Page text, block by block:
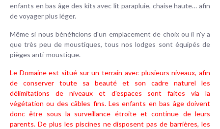
enfants en bas âge des kits avec lit parapluie, chaise haute… afin
de voyager plus léger.
Même si nous bénéficions d'un emplacement de choix ou il n'y a
que très peu de moustiques, tous nos lodges sont équipés de
pièges anti-moustique.
Le Domaine est situé sur un terrain avec plusieurs niveaux, afin
de conserver toute sa beauté et son cadre naturel les
délimitations de niveaux et d'espaces sont faites via la
végétation ou des câbles fins. Les enfants en bas âge doivent
donc être sous la surveillance étroite et continue de leurs
parents. De plus les piscines ne disposent pas de barrières, les